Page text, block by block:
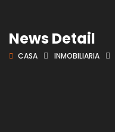
News Detail
CASA INMOBILIARIA